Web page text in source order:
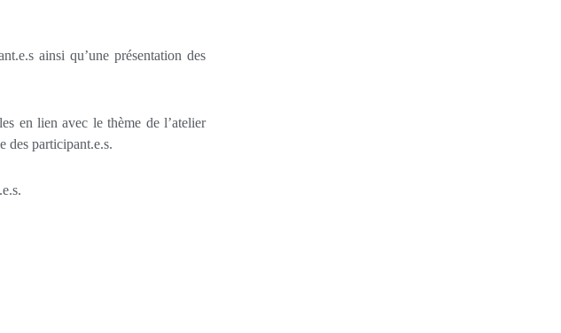
ainsi qu’une présentation des
en lien avec le thème de l’atelier
des participant.e.s.